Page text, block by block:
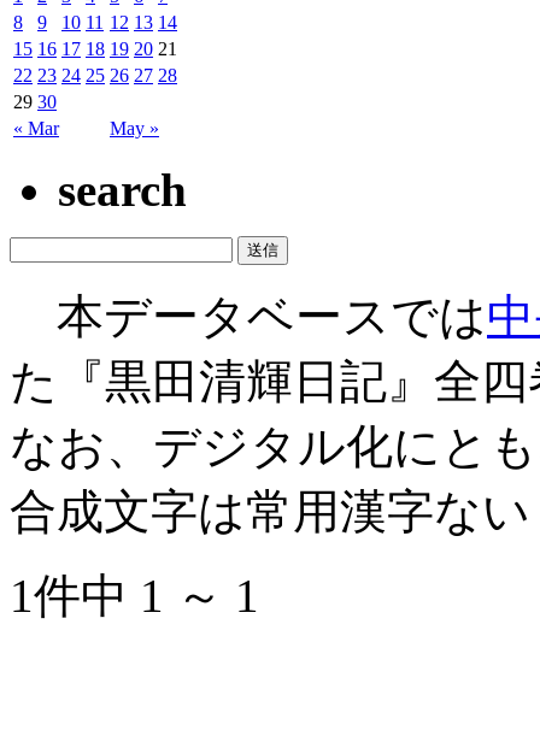
« Mar May »
8
9 10 11 12 13 14
15 16 17 18 19 20 21
22 23 24 25 26 27 28
29 30
search
本データベースでは
た『黒田清輝日記』全
なお、デジタル化にと
合成文字は常用漢字な
1件中 1 ～ 1